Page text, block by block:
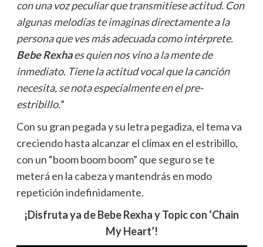
con una voz peculiar que transmitiese actitud. Con
algunas melodías te imaginas directamente a la
persona que ves más adecuada como intérprete.
Bebe Rexhaes quien nos vino a la mente de
inmediato. Tiene la actitud vocal que la canción
necesita, se nota especialmente en el pre-
estribillo.”
Con su gran pegada y su letra pegadiza, el tema va
creciendo hasta alcanzar el clímax en el estribillo,
con un “boom boom boom” que seguro se te
meterá en la cabeza y mantendrás en modo
repetición indefinidamente.
¡Disfruta ya de Bebe Rexha y Topic con ‘Chain
My Heart’!